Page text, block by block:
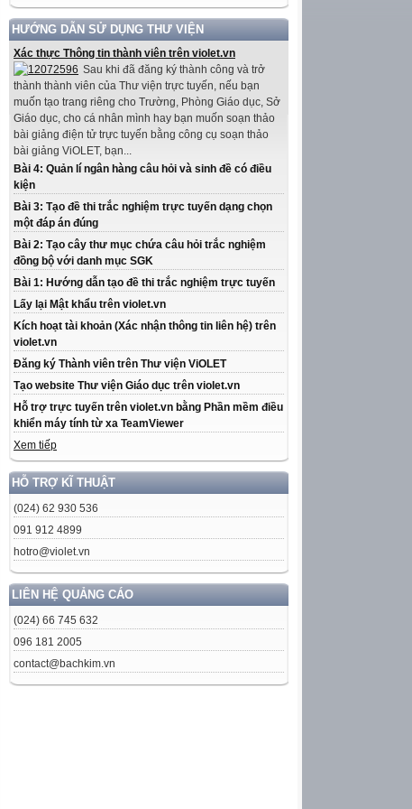
HƯỚNG DẪN SỬ DỤNG THƯ VIỆN
Xác thực Thông tin thành viên trên violet.vn
Sau khi đã đăng ký thành công và trở
thành thành viên của Thư viện trực tuyến, nếu bạn
muốn tạo trang riêng cho Trường, Phòng Giáo dục, Sở
Giáo dục, cho cá nhân mình hay bạn muốn soạn thảo
bài giảng điện tử trực tuyến bằng công cụ soạn thảo
bài giảng ViOLET, bạn...
Bài 4: Quản lí ngân hàng câu hỏi và sinh đề có điều
kiện
Bài 3: Tạo đề thi trắc nghiệm trực tuyến dạng chọn
một đáp án đúng
Bài 2: Tạo cây thư mục chứa câu hỏi trắc nghiệm
đồng bộ với danh mục SGK
Bài 1: Hướng dẫn tạo đề thi trắc nghiệm trực tuyến
Lấy lại Mật khẩu trên violet.vn
Kích hoạt tài khoản (Xác nhận thông tin liên hệ) trên
violet.vn
Đăng ký Thành viên trên Thư viện ViOLET
Tạo website Thư viện Giáo dục trên violet.vn
Hỗ trợ trực tuyến trên violet.vn bằng Phần mềm điều
khiển máy tính từ xa TeamViewer
Xem tiếp
HỖ TRỢ KĨ THUẬT
(024) 62 930 536
091 912 4899
hotro@violet.vn
LIÊN HỆ QUẢNG CÁO
(024) 66 745 632
096 181 2005
contact@bachkim.vn